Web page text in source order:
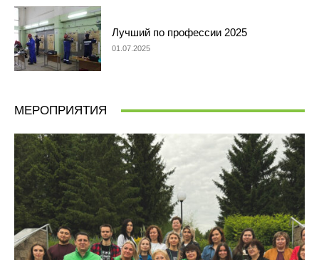
Лучший по профессии 2025
01.07.2025
МЕРОПРИЯТИЯ